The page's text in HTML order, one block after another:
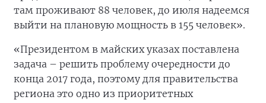
там проживают 88 человек, до июля надеемся
выйти на плановую мощность в 155 человек».
«Президентом в майских указах поставлена
задача – решить проблему очередности до
конца 2017 года, поэтому для правительства
региона это одно из приоритетных